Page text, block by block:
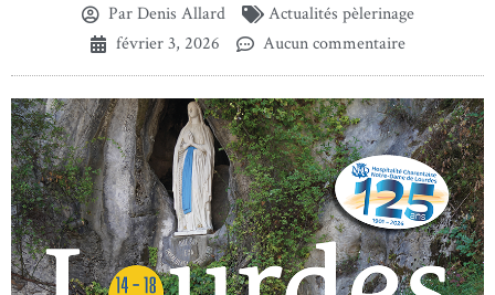
ParDenis Allard
Actualités pèlerinage
février 3, 2026
Aucun commentaire